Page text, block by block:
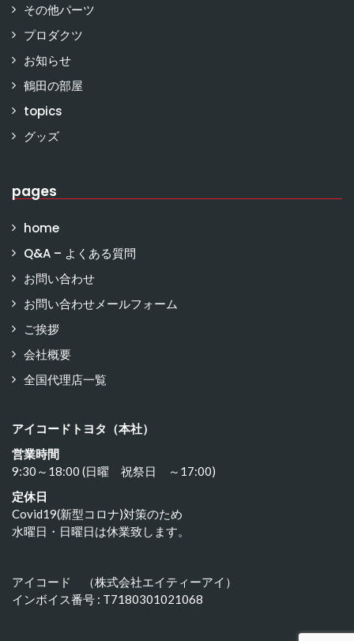
その他パーツ
プロダクツ
お知らせ
鶴田の部屋
topics
グッズ
pages
home
Q&A – よくある質問
お問い合わせ
お問い合わせメールフォーム
ご挨拶
会社概要
全国代理店一覧
アイコードトヨタ（本社）
営業時間
9:30～18:00 (日曜 祝祭日 ～17:00)
定休日
Covid19(新型コロナ)対策のため
水曜日・日曜日は休業致します。
アイコード （株式会社エイティーアイ）
インボイス番号 : T7180301021068